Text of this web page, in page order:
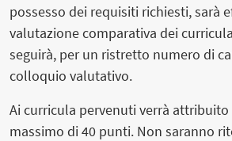
possesso dei requisiti richiesti, sarà
valutazione comparativa dei
seguirà, per un ristretto numero di
colloquio valutativo.
Ai curricula pervenuti verrà
massimo di 40 punti. Non saranno